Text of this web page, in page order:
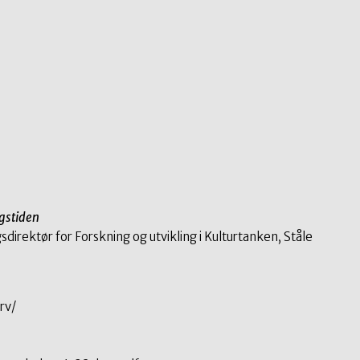
for Forskning og utvikling i Kulturtanken, Ståle